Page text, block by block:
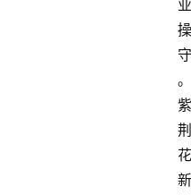
业
操
守
。
紫
荆
花
新